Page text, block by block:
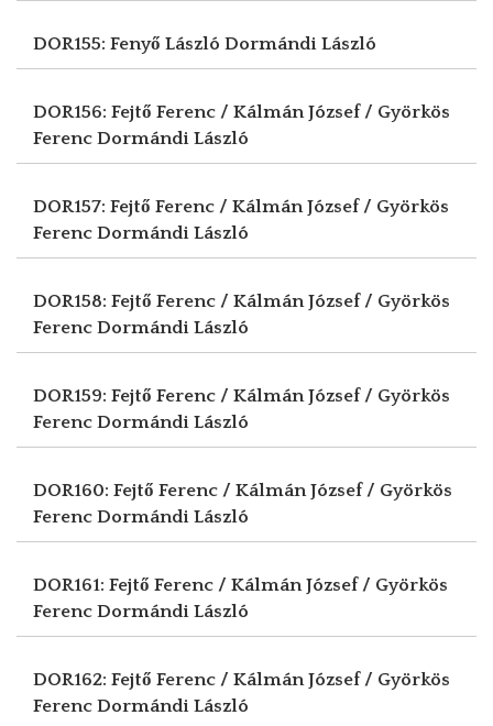
DOR155: Fenyő László Dormándi László
DOR156: Fejtő Ferenc / Kálmán József / Györkös
Ferenc Dormándi László
DOR157: Fejtő Ferenc / Kálmán József / Györkös
Ferenc Dormándi László
DOR158: Fejtő Ferenc / Kálmán József / Györkös
Ferenc Dormándi László
DOR159: Fejtő Ferenc / Kálmán József / Györkös
Ferenc Dormándi László
DOR160: Fejtő Ferenc / Kálmán József / Györkös
Ferenc Dormándi László
DOR161: Fejtő Ferenc / Kálmán József / Györkös
Ferenc Dormándi László
DOR162: Fejtő Ferenc / Kálmán József / Györkös
Ferenc Dormándi László